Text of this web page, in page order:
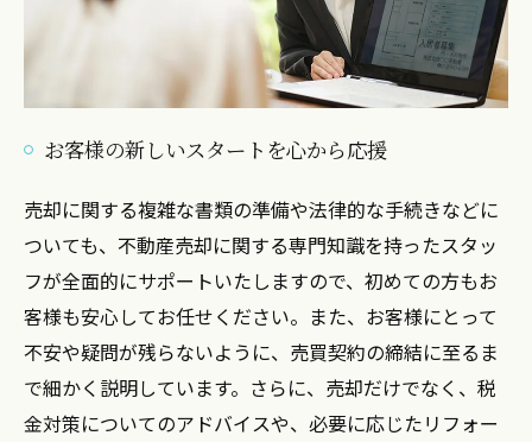
お客様の新しいスタートを心から応援
売却に関する複雑な書類の準備や法律的な手続きなどに
ついても、不動産売却に関する専門知識を持ったスタッ
フが全面的にサポートいたしますので、初めての方もお
客様も安心してお任せください。また、お客様にとって
不安や疑問が残らないように、売買契約の締結に至るま
で細かく説明しています。さらに、売却だけでなく、税
金対策についてのアドバイスや、必要に応じたリフォー